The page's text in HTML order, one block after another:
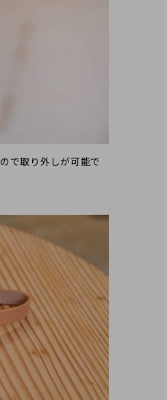
で取り外しが可能で